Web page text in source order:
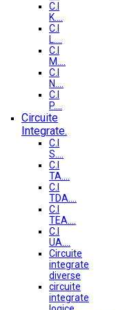
C.I
K....
C.I
L....
C.I
M....
C.I
N....
C.I
P....
Circuite
Integrate.
C.I
S....
C.I
TA....
C.I
TDA....
C.I
TEA....
C.I
UA....
Circuite
integrate
diverse
circuite
integrate